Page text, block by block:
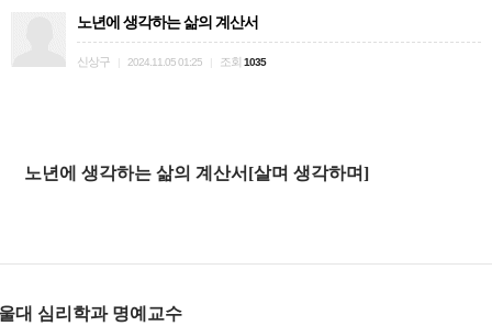
노년에 생각하는 삶의 계산서
신상구 2024.11.05 01:25 조회 1035
각하는 삶의 계산서[살며 생각하며]
대 심리학과 명예교수